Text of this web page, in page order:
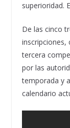
superioridad.
De las cinco
inscripciones,
tercera
por las
temporada y
calendario